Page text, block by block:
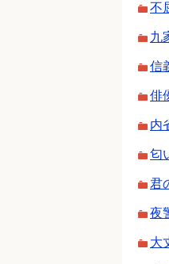
不
九
信
俳
内
匂
君
夜
大